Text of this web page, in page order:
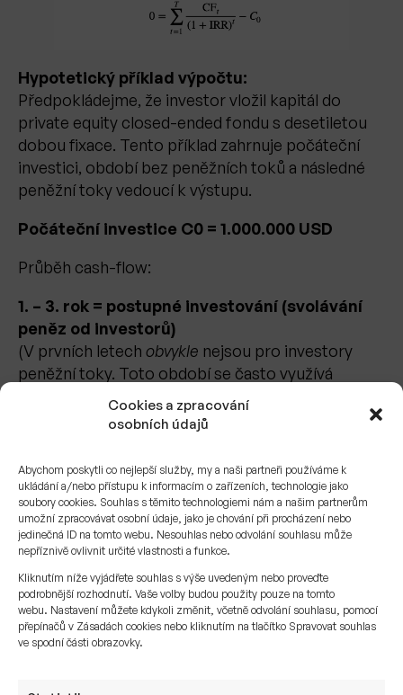
Cookies a zpracování
osobních údajů
Abychom poskytli co nejlepší služby, my a naši partneři používáme k
ukládání a/nebo přístupu k informacím o zařízeních, technologie jako
soubory cookies. Souhlas s těmito technologiemi nám a našim partnerům
umožní zpracovávat osobní údaje, jako je chování při procházení nebo
jedinečná ID na tomto webu. Nesouhlas nebo odvolání souhlasu může
nepříznivě ovlivnit určité vlastnosti a funkce.
Kliknutím níže vyjádřete souhlas s výše uvedeným nebo proveďte
podrobnější rozhodnutí. Vaše volby budou použity pouze na tomto
webu. Nastavení můžete kdykoli změnit, včetně odvolání souhlasu, pomocí
přepínačů v Zásadách cookies nebo kliknutím na tlačítko Spravovat souhlas
ve spodní části obrazovky.
Hypotetický příklad výpočtu:
Předpokládejme, že investor vložil kapitál do
private equity closed-ended fondu s desetiletou
dobou fixace. Tento příklad zahrnuje počáteční
investici, období bez peněžních toků a následné
peněžní toky vedoucí k výstupu.
Počáteční investice C0 = 1.000.000 USD
Průběh cash-flow:
1. – 3. rok = postupné investování (svolávání
peněz od investorů)
(V prvních letech obvykle nejsou pro investory
peněžní toky. Toto období se často využívá
k restrukturalizaci, růstu a jiným činnostem, které
přidávají hodnotu.)
(Jakmile dojde k prvním restrukturalizacím
(prvním odprodejům), tak může společnost začít
vyplácet první výnosy investorům..
10. rok = finální rok 300.000 USD cash-flow +
finální exit 1.200.000 USD
(Dalších 300 000 USD v posledním roce by mohlo
představovat poslední roční peněžní tok plus další
zbytkové peněžní výplaty před prodejem. Exit